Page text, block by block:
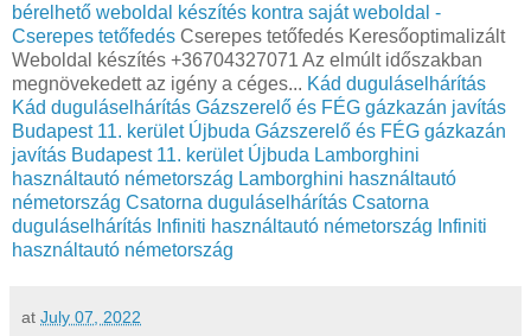
bérelhető weboldal készítés kontra saját weboldal -
Cserepes tetőfedés Cserepes tetőfedés Keresőoptimalizált
Weboldal készítés +36704327071 Az elmúlt időszakban
megnövekedett az igény a céges... Kád duguláselhárítás
Kád duguláselhárítás Gázszerelő és FÉG gázkazán javítás
Budapest 11. kerület Újbuda Gázszerelő és FÉG gázkazán
javítás Budapest 11. kerület Újbuda Lamborghini
használtautó németország Lamborghini használtautó
németország Csatorna duguláselhárítás Csatorna
duguláselhárítás Infiniti használtautó németország Infiniti
használtautó németország
at July 07, 2022